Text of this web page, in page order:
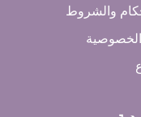
والشروط